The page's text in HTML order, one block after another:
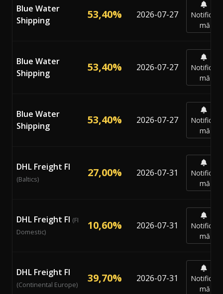
Blue Water
Shipping
53,40% 2026-07-27
Notifică-
mă
Blue Water
Shipping
53,40% 2026-07-27
Notifică-
mă
Blue Water
Shipping
53,40% 2026-07-27
Notifică-
mă
DHL Freight FI
(Baltics) 27,00% 2026-07-31
Notifică-
mă
DHL Freight FI (FI
Domestic)
10,60% 2026-07-31
Notifică-
mă
DHL Freight FI
(Continental Europe) 39,70% 2026-07-31
Notifică-
mă